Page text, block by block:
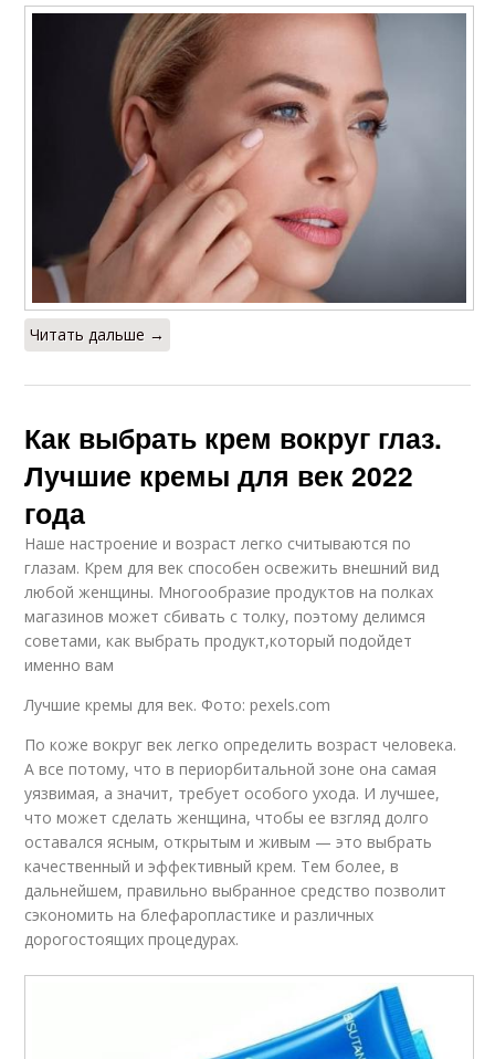
Читать дальше →
Как выбрать крем вокруг глаз.
Лучшие кремы для век 2022
года
Наше настроение и возраст легко считываются по
глазам. Крем для век способен освежить внешний вид
любой женщины. Многообразие продуктов на полках
магазинов может сбивать с толку, поэтому делимся
советами, как выбрать продукт,который подойдет
именно вам
Лучшие кремы для век. Фото: pexels.com
По коже вокруг век легко определить возраст человека.
А все потому, что в периорбитальной зоне она самая
уязвимая, а значит, требует особого ухода. И лучшее,
что может сделать женщина, чтобы ее взгляд долго
оставался ясным, открытым и живым — это выбрать
качественный и эффективный крем. Тем более, в
дальнейшем, правильно выбранное средство позволит
сэкономить на блефаропластике и различных
дорогостоящих процедурах.